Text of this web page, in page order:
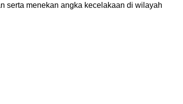
serta menekan angka kecelakaan di wilayah